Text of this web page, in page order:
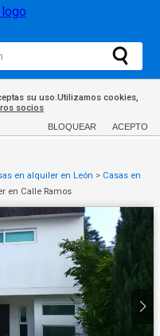
su uso.Utilizamos cookies,
socios
BLOQUEAR ACEPTO
en alquiler en León > Casas en
en Calle Ramos